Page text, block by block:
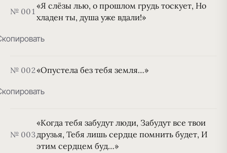
№ 001
«Я слёзы лью, о прошлом грудь тоскует, Но
хладен ты, душа уже вдали!»
№ 002«Опустела без тебя земля…»
№ 003
«Когда тебя забудут люди, Забудут все твои
друзья, Тебя лишь сердце помнить будет, И
этим сердцем буд…»